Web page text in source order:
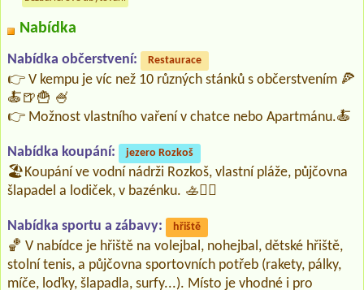
Nabídka
Nabídka občerstvení: Restaurace
👉 V kempu je víc než 10 různých stánků s občerstvením 🍕
🍝🍺🍟 🍧
👉 Možnost vlastního vaření v chatce nebo Apartmánu.🍝
Nabídka koupání: jezero Rozkoš
🏖️Koupání ve vodní nádrži Rozkoš, vlastní pláže, půjčovna
šlapadel a lodiček, v bazénku. 🚣🏄‍♀️
Nabídka sportu a zábavy: hřiště
🏀 V nabídce je hřiště na volejbal, nohejbal, dětské hřiště,
stolní tenis, a půjčovna sportovních potřeb (rakety, pálky,
míče, loďky, šlapadla, surfy...). Místo je vhodné i pro